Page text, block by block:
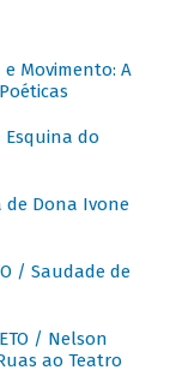
e Movimento: A
Esquina do
de Dona Ivone
/ Saudade de
/ Nelson
ao Teatro